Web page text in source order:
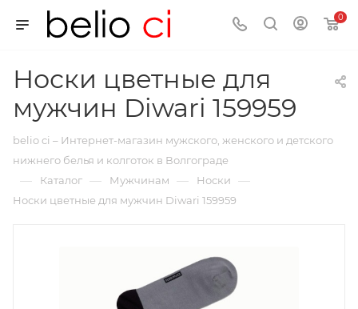
0
Носки цветные для
мужчин Diwari 159959
belio ci – Интернет-магазин мужского, женского и детского
нижнего белья и колготок в Волгограде
— Каталог — Мужчинам — Носки —
Носки цветные для мужчин Diwari 159959